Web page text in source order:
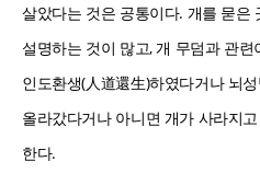
살았다는 것은 공통이다. 개를 묻은
설명하는 것이 많고, 개 무덤과 관
인도환생(人道還生)하였다거나 뇌
올라갔다거나 아니면 개가 사라지
한다.